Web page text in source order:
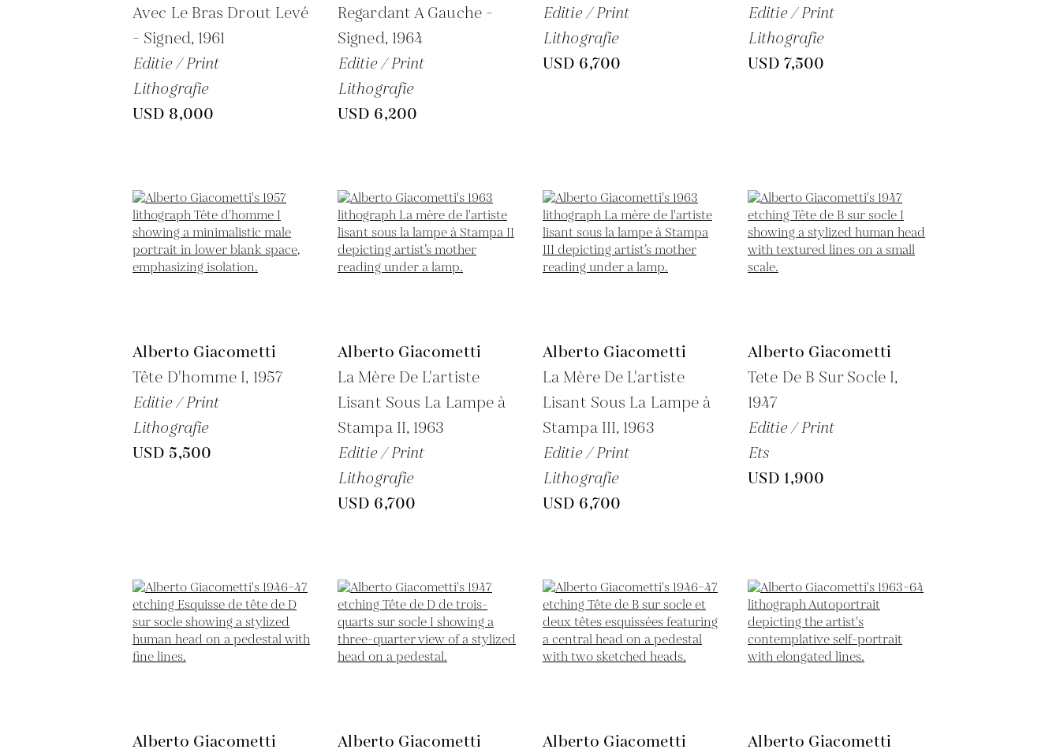
Avec Le Bras Drout Levé
- Signed, 1961
Editie / Print
Lithografie
USD 8,000
Regardant A Gauche -
Signed, 1964
Editie / Print
Lithografie
USD 6,200
Editie / Print
Lithografie
USD 6,700
Editie / Print
Lithografie
USD 7,500
Alberto Giacometti
Tête D'homme I, 1957
Editie / Print
Lithografie
USD 5,500
Alberto Giacometti
La Mère De L'artiste
Lisant Sous La Lampe à
Stampa II, 1963
Editie / Print
Lithografie
USD 6,700
Alberto Giacometti
La Mère De L'artiste
Lisant Sous La Lampe à
Stampa III, 1963
Editie / Print
Lithografie
USD 6,700
Alberto Giacometti
Tete De B Sur Socle I,
1947
Editie / Print
Ets
USD 1,900
Alberto Giacometti Alberto Giacometti Alberto Giacometti Alberto Giacometti